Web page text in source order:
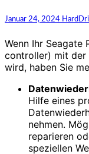
Januar 24, 2024
Wenn Ihr
controller) mit der
wird, haben Sie
Hilfe eines
nehmen.
reparieren
speziellen